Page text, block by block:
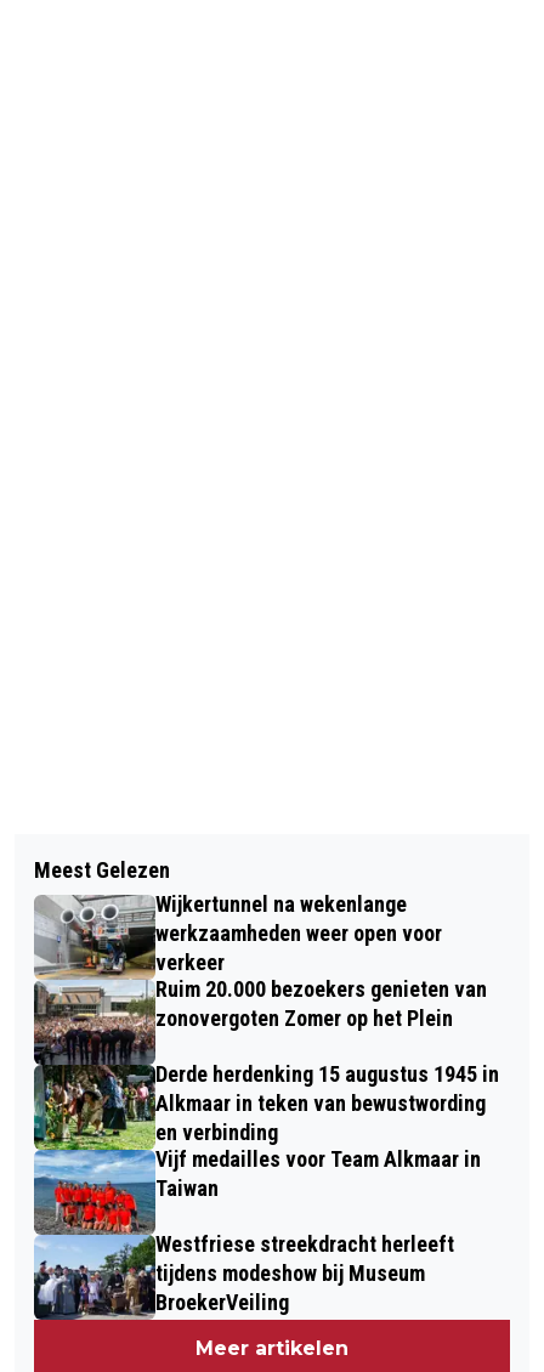
NATUURBLOG: HITTEGOLF, DE
GRENZEN VAN HET ECOSYSTEEM EN
PERVERSE PRIKKELS
FEESTELIJKE AFSLUITING EXPOSITIE
NYNKE KOSTER MET THEATER,
MUZIEK EN SAMEN ETEN
Meest Gelezen
Wijkertunnel na wekenlange
werkzaamheden weer open voor
verkeer
Ruim 20.000 bezoekers genieten van
zonovergoten Zomer op het Plein
Derde herdenking 15 augustus 1945 in
Alkmaar in teken van bewustwording
en verbinding
Vijf medailles voor Team Alkmaar in
Taiwan
Westfriese streekdracht herleeft
tijdens modeshow bij Museum
BroekerVeiling
Meer artikelen